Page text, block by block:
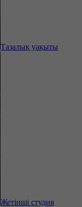
Тазалық уақыты
Жетінші студия